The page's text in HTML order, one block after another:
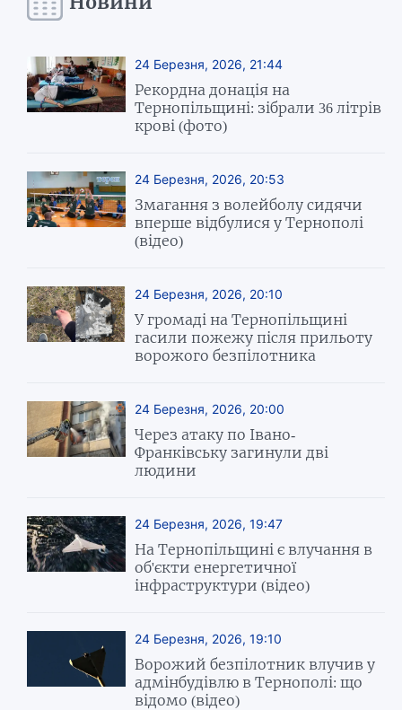
24 Березня, 2026, 21:44
Рекордна донація на
Тернопільщині: зібрали 36 літрів
крові (фото)
24 Березня, 2026, 20:53
Змагання з волейболу сидячи
вперше відбулися у Тернополі
(відео)
24 Березня, 2026, 20:10
У громаді на Тернопільщині
гасили пожежу після прильоту
ворожого безпілотника
24 Березня, 2026, 20:00
Через атаку по Івано-
Франківську загинули дві
людини
24 Березня, 2026, 19:47
На Тернопільщині є влучання в
об'єкти енергетичної
інфраструктури (відео)
24 Березня, 2026, 19:10
Ворожий безпілотник влучив у
адмінбудівлю в Тернополі: що
відомо (відео)